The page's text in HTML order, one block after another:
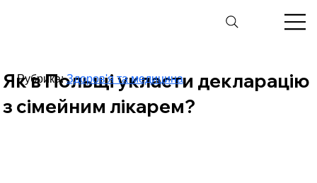
Як в Польщі укласти декларацію
з сімейним лікарем?
Рубрика:Здоров'я та медицина